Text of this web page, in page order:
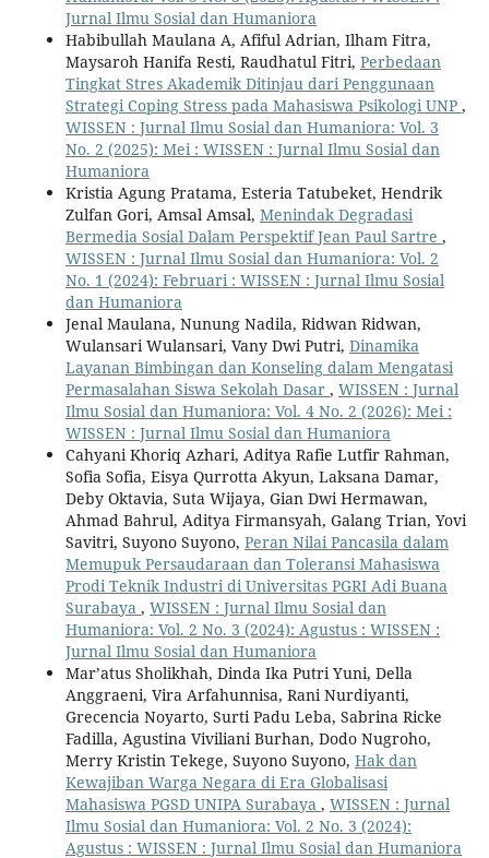
Jurnal Ilmu Sosial dan Humaniora
Habibullah Maulana A, Afiful Adrian, Ilham Fitra,
Maysaroh Hanifa Resti, Raudhatul Fitri, Perbedaan
Tingkat Stres Akademik Ditinjau dari Penggunaan
Strategi Coping Stress pada Mahasiswa Psikologi UNP ,
WISSEN : Jurnal Ilmu Sosial dan Humaniora: Vol. 3
No. 2 (2025): Mei : WISSEN : Jurnal Ilmu Sosial dan
Humaniora
Kristia Agung Pratama, Esteria Tatubeket, Hendrik
Zulfan Gori, Amsal Amsal, Menindak Degradasi
Bermedia Sosial Dalam Perspektif Jean Paul Sartre ,
WISSEN : Jurnal Ilmu Sosial dan Humaniora: Vol. 2
No. 1 (2024): Februari : WISSEN : Jurnal Ilmu Sosial
dan Humaniora
Jenal Maulana, Nunung Nadila, Ridwan Ridwan,
Wulansari Wulansari, Vany Dwi Putri, Dinamika
Layanan Bimbingan dan Konseling dalam Mengatasi
Permasalahan Siswa Sekolah Dasar , WISSEN : Jurnal
Ilmu Sosial dan Humaniora: Vol. 4 No. 2 (2026): Mei :
WISSEN : Jurnal Ilmu Sosial dan Humaniora
Cahyani Khoriq Azhari, Aditya Rafie Lutfir Rahman,
Sofia Sofia, Eisya Qurrotta Akyun, Laksana Damar,
Deby Oktavia, Suta Wijaya, Gian Dwi Hermawan,
Ahmad Bahrul, Aditya Firmansyah, Galang Trian, Yovi
Savitri, Suyono Suyono, Peran Nilai Pancasila dalam
Memupuk Persaudaraan dan Toleransi Mahasiswa
Prodi Teknik Industri di Universitas PGRI Adi Buana
Surabaya , WISSEN : Jurnal Ilmu Sosial dan
Humaniora: Vol. 2 No. 3 (2024): Agustus : WISSEN :
Jurnal Ilmu Sosial dan Humaniora
Mar’atus Sholikhah, Dinda Ika Putri Yuni, Della
Anggraeni, Vira Arfahunnisa, Rani Nurdiyanti,
Grecencia Noyarto, Surti Padu Leba, Sabrina Ricke
Fadilla, Agustina Viviliani Burhan, Dodo Nugroho,
Merry Kristin Tekege, Suyono Suyono, Hak dan
Kewajiban Warga Negara di Era Globalisasi
Mahasiswa PGSD UNIPA Surabaya , WISSEN : Jurnal
Ilmu Sosial dan Humaniora: Vol. 2 No. 3 (2024):
Agustus : WISSEN : Jurnal Ilmu Sosial dan Humaniora